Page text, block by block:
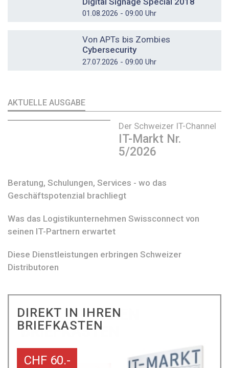
01.08.2026 - 09:00 Uhr
Von APTs bis Zombies
Cybersecurity
27.07.2026 - 09:00 Uhr
AKTUELLE AUSGABE
Der Schweizer IT-Channel
IT-Markt Nr.
5/2026
Beratung, Schulungen, Services - wo das
Geschäftspotenzial brachliegt
Was das Logistikunternehmen Swissconnect von
seinen IT-Partnern erwartet
Diese Dienstleistungen erbringen Schweizer
Distributoren
DIREKT IN IHREN
BRIEFKASTEN
CHF 60.-